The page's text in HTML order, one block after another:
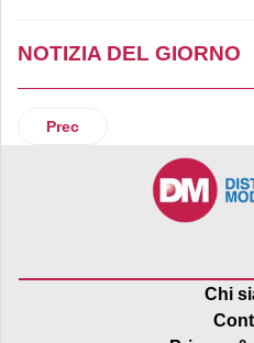
NOTIZIA DEL GIORNO
Articolo precedente:
Prec
Chi